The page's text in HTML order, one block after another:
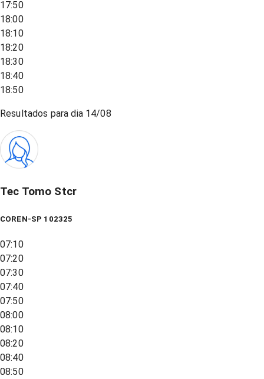
17:50
18:00
18:10
18:20
18:30
18:40
18:50
Resultados para dia 14/08
Tec Tomo Stcr
COREN-SP 102325
07:10
07:20
07:30
07:40
07:50
08:00
08:10
08:20
08:40
08:50